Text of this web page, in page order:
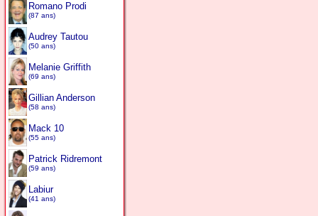
Romano Prodi
(87 ans)
Audrey Tautou
(50 ans)
Melanie Griffith
(69 ans)
Gillian Anderson
(58 ans)
Mack 10
(55 ans)
Patrick Ridremont
(59 ans)
Labiur
(41 ans)